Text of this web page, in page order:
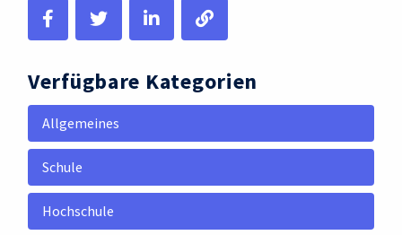
Verfügbare Kategorien
Allgemeines
Schule
Hochschule